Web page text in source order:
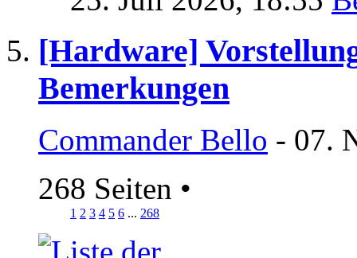
[Hardware]
Bemerkungen
Commander Bello - 07.
268 Seiten •
1 2 3 4 5 6 ... 268